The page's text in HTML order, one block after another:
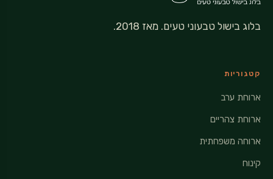
בלוג בישול טבעוני טעים. מאז 2018.
קטגוריות
ארוחת ערב
ארוחת צהריים
ארוחה משפחתית
קינוח